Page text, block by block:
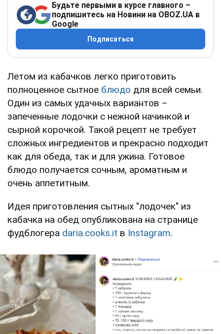
Будьте первыми в курсе главного –
подпишитесь на Новини на OBOZ.UA в
Google
Подписаться
Летом из кабачков легко приготовить
полноценное сытное блюдо для всей семьи.
Один из самых удачных вариантов –
запеченные лодочки с нежной начинкой и
сырной корочкой. Такой рецепт не требует
сложных ингредиентов и прекрасно подходит
как для обеда, так и для ужина. Готовое
блюдо получается сочным, ароматным и
очень аппетитным.
Идея приготовления сытных "лодочек" из
кабачка на обед опубликована на странице
фудблогера daria.cooks.it в Instagram.